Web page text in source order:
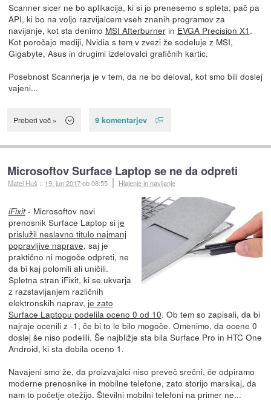
Scanner sicer ne bo aplikacija, ki si jo prenesemo s spleta, pač pa
API, ki bo na voljo razvijalcem vseh znanih programov za
navijanje, kot sta denimo MSI Afterburnerin EVGA Precision X1 .
Kot poročajo mediji, Nvidia s tem v zvezi že sodeluje z MSI,
Gigabyte, Asus in drugimi izdelovalci grafičnih kartic.
Posebnost Scannerja je v tem, da ne bo deloval, kot smo bili doslej
vajeni...
Preberi več » 9 komentarjev
Microsoftov Surface Laptop se ne da odpreti
Matej Huš :: 19. jun 2017ob 08:55 Hlajenje in navijanje
iFixit- Microsoftov novi
prenosnik Surface Laptop si je
prislužil neslavno titulo najmanj
popravljive naprave, saj je
praktično ni mogoče odpreti, ne
da bi kaj polomili ali uničili.
Spletna stran iFixit, ki se ukvarja
z razstavljanjem različnih
elektronskih naprav, je zato
Surface Laptopu podelila oceno 0 od 10. Ob tem so zapisali, da bi
najraje ocenili z -1, če bi to le bilo mogoče. Omenimo, da ocene 0
doslej še niso podelili. Še najbližje sta bila Surface Pro in HTC One
Android, ki sta dobila oceno 1.
Navajeni smo že, da proizvajalci niso preveč srečni, če odpiramo
moderne prenosnike in mobilne telefone, zato storijo marsikaj, da
nam to početje otežijo. Številni mobilni telefoni na primer ne...